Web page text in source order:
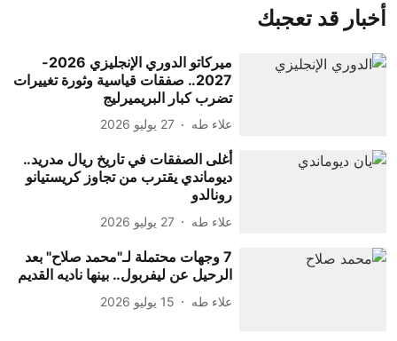
أخبار قد تعجبك
ميركاتو الدوري الإنجليزي 2026-
2027.. صفقات قياسية وثورة تغييرات
تضرب كبار البريميرليج
علاء طه 27 يوليو 2026
أغلى الصفقات في تاريخ ريال مدريد..
ديوماندي يقترب من تجاوز كريستيانو
رونالدو
علاء طه 27 يوليو 2026
7 وجهات محتملة لـ"محمد صلاح" بعد
الرحيل عن ليفربول.. بينها ناديه القديم
علاء طه 15 يوليو 2026